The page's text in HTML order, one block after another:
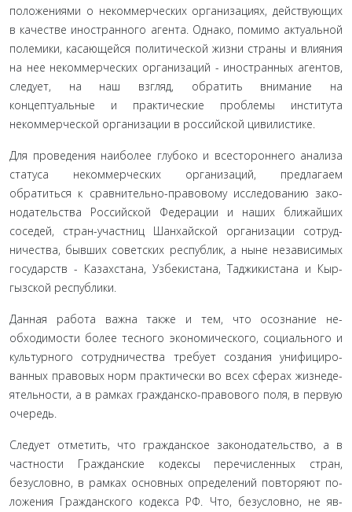
положениями о некоммерческих организациях, действующих
в качестве иностранного агента. Однако, помимо актуальной
полемики, касающейся поли­тической жизни страны и влияния
на нее некоммерческих организаций - иностранных агентов,
следует, на наш взгляд, обратить внимание на
концептуальные и практические про­блемы института
некоммерческой организации в россий­ской цивилистике.
Для проведения наиболее глубоко и всестороннего анализа
статуса некоммерческих организаций, предлагаем
обратиться к сравнительно-правовому исследованию зако­
нодательства Российской Федерации и наших ближайших
соседей, стран-участниц Шанхайской организации сотруд­
ничества, бывших советских республик, а ныне независимых
государств - Казахстана, Узбекистана, Таджикистана и Кыр­
гызской республики.
Данная работа важна также и тем, что осознание не­
обходимости более тесного экономического, социального и
культурного сотрудничества требует создания унифициро­
ванных правовых норм практически во всех сферах жизнеде­
ятельности, а в рамках гражданско-правового поля, в первую
очередь.
Следует отметить, что гражданское законодательство, а в
частности Гражданские кодексы перечисленных стран,
безусловно, в рамках основных определений повторяют по­
ложения Гражданского кодекса РФ. Что, безусловно, не яв­